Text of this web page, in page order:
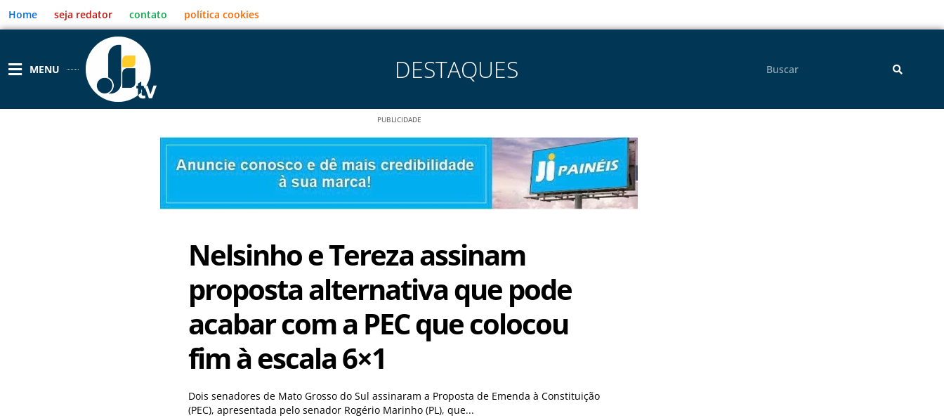
para
o
Home seja redator contato política cookies
MENU DESTAQUES
PUBLICIDADE
Nelsinho e Tereza assinam
proposta alternativa que pode
acabar com a PEC que colocou
fim à escala 6×1
Dois senadores de Mato Grosso do Sul assinaram a Proposta de Emenda à Constituição
(PEC), apresentada pelo senador Rogério Marinho (PL), que...